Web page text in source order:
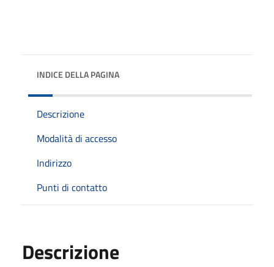
INDICE DELLA PAGINA
Descrizione
Modalità di accesso
Indirizzo
Punti di contatto
Descrizione